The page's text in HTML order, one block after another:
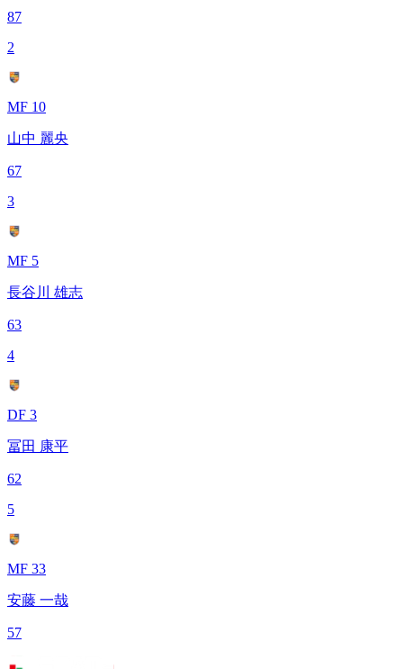
87
2
MF 10
山中 麗央
67
3
MF 5
長谷川 雄志
63
4
DF 3
冨田 康平
62
5
MF 33
安藤 一哉
57